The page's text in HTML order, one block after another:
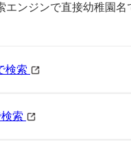
エンジンで直接幼稚園名
検索
索